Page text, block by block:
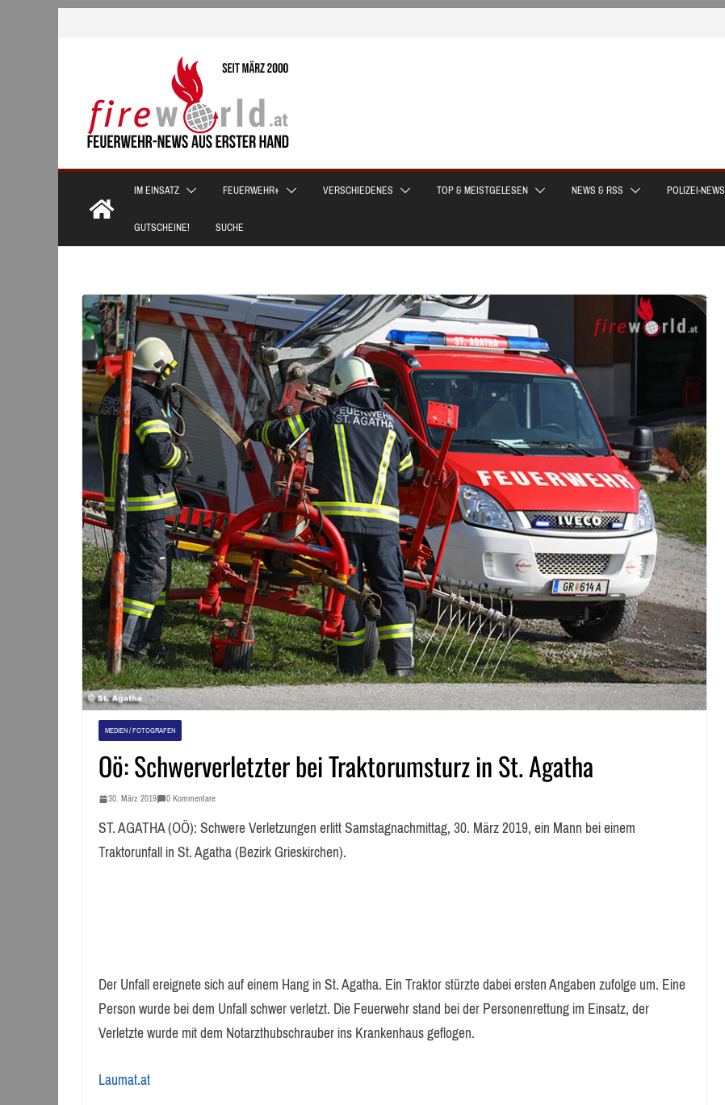
IM EINSATZ FEUERWEHR+ VERSCHIEDENES TOP & MEISTGELESEN NEWS & RSS POLIZEI-NEWS
GUTSCHEINE! SUCHE
MEDIEN / FOTOGRAFEN
Oö: Schwerverletzter bei Traktorumsturz in St. Agatha
30. März 2019 0 Kommentare
ST. AGATHA (OÖ): Schwere Verletzungen erlitt Samstagnachmittag, 30. März 2019, ein Mann bei einem
Traktorunfall in St. Agatha (Bezirk Grieskirchen).
Der Unfall ereignete sich auf einem Hang in St. Agatha. Ein Traktor stürzte dabei ersten Angaben zufolge um. Eine
Person wurde bei dem Unfall schwer verletzt. Die Feuerwehr stand bei der Personenrettung im Einsatz, der
Verletzte wurde mit dem Notarzthubschrauber ins Krankenhaus geflogen.
Laumat.at